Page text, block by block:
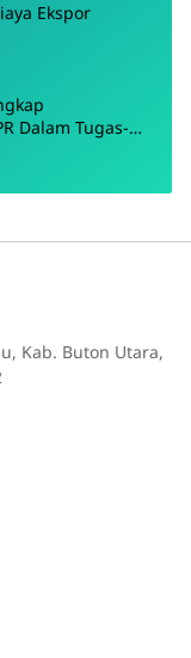
Ekspor
Dalam Tugas-
Kab. Buton Utara,